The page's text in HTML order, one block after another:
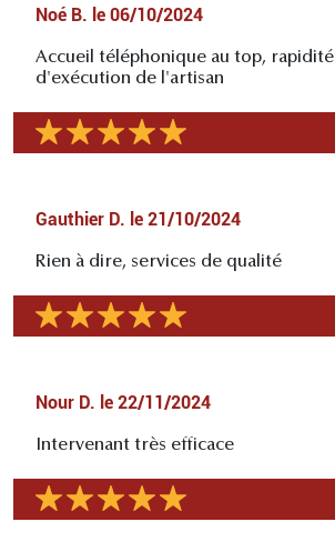
Noé B. le 06/10/2024
Accueil téléphonique au top, rapidité
d'exécution de l'artisan
Gauthier D. le 21/10/2024
Rien à dire, services de qualité
Nour D. le 22/11/2024
Intervenant très efficace